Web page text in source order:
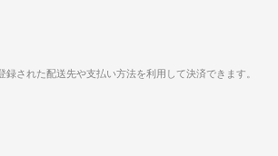
録された配送先や支払い方法を利用して決済できます。